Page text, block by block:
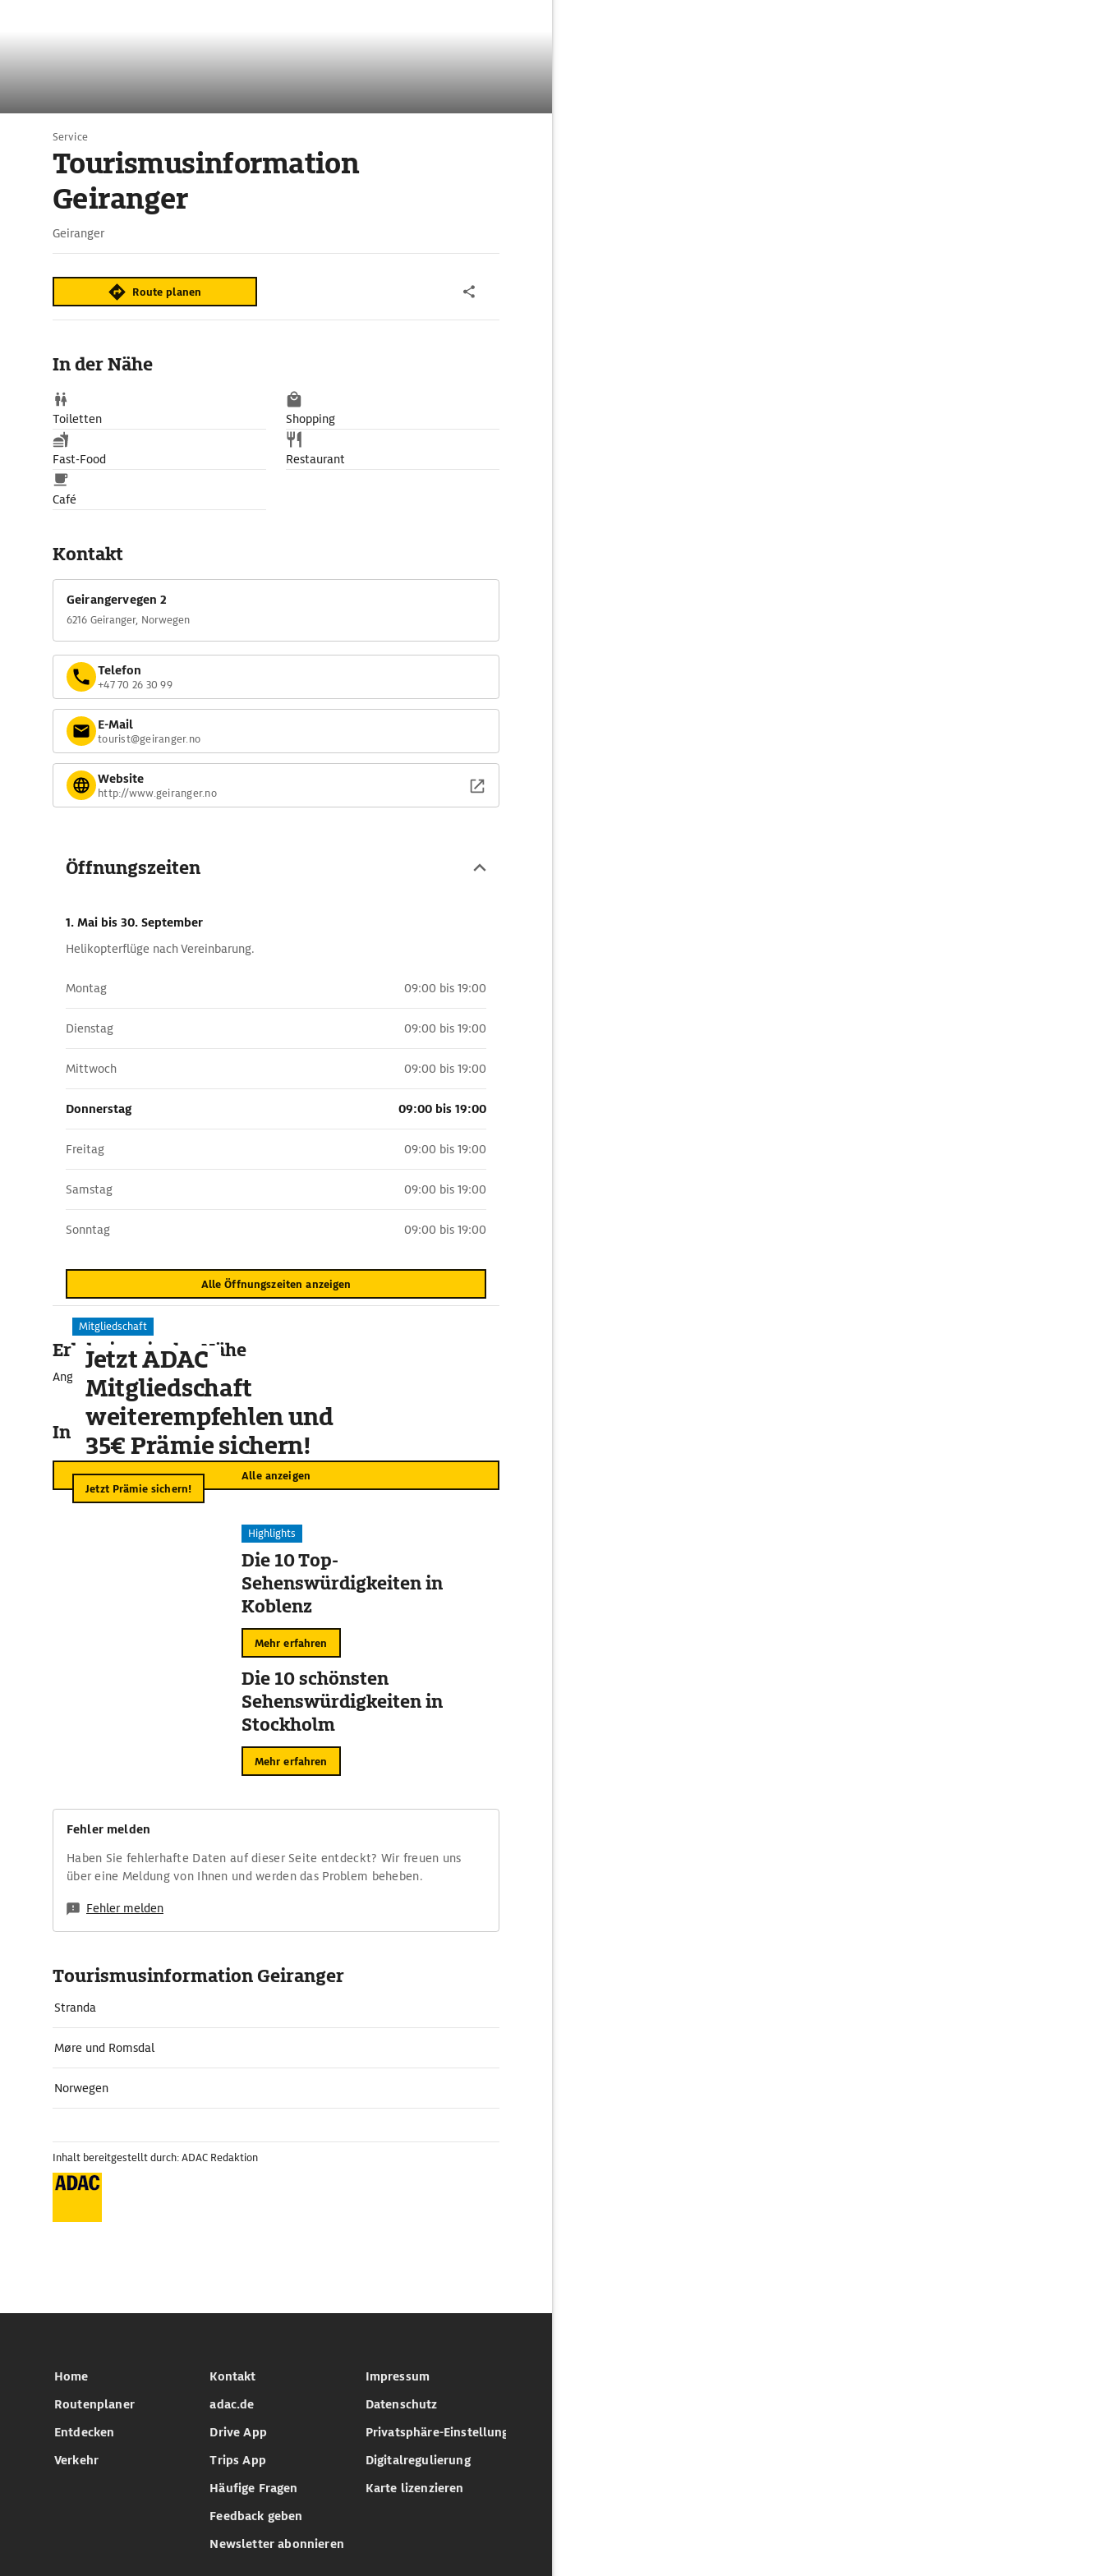
Service
Tourismusinformation
Geiranger
Geiranger
Route planen
In der Nähe
Toiletten Shopping
Fast-Food Restaurant
Café
Kontakt
Geirangervegen 2
6216 Geiranger, Norwegen
Telefon
+47 70 26 30 99
E-Mail
tourist@geiranger.no
Website
http://www.geiranger.no
Öffnungszeiten
1. Mai bis 30. September
Helikopterflüge nach Vereinbarung.
Montag 09:00 bis 19:00
Dienstag 09:00 bis 19:00
Mittwoch 09:00 bis 19:00
Donnerstag 09:00 bis 19:00
Freitag 09:00 bis 19:00
Samstag 09:00 bis 19:00
Sonntag 09:00 bis 19:00
Alle Öffnungszeiten anzeigen
Erlebnisse in der Nähe
Angebote für unvergessliche Momente
In der Umgebung
Alle anzeigen
Mitgliedschaft
Jetzt ADAC
Mitgliedschaft
weiterempfehlen und
35€ Prämie sichern!
Jetzt Prämie sichern!
Highlights
Die 10 Top-
Sehenswürdigkeiten in
Koblenz
Mehr erfahren
Die 10 schönsten
Sehenswürdigkeiten in
Stockholm
Mehr erfahren
Fehler melden
Haben Sie fehlerhafte Daten auf dieser Seite entdeckt? Wir freuen uns
über eine Meldung von Ihnen und werden das Problem beheben.
Fehler melden
Tourismusinformation Geiranger
Stranda
Møre und Romsdal
Norwegen
Inhalt bereitgestellt durch: ADAC Redaktion
Home
Routenplaner
Entdecken
Verkehr
Kontakt
adac.de
Drive App
Trips App
Häufige Fragen
Feedback geben
Newsletter abonnieren
Impressum
Datenschutz
Privatsphäre-Einstellungen
Digitalregulierung
Karte lizenzieren